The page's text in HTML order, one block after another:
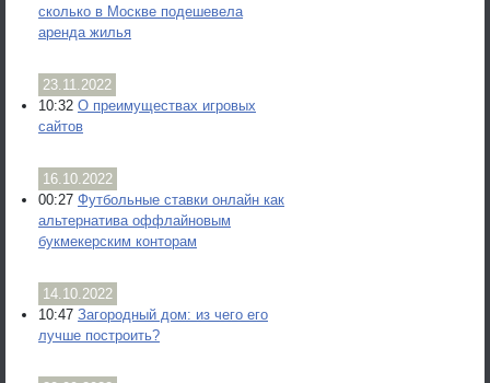
сколько в Москве подешевела
аренда жилья
23.11.2022
10:32 О преимуществах игровых
сайтов
16.10.2022
00:27 Футбольные ставки онлайн как
альтернатива оффлайновым
букмекерским конторам
14.10.2022
10:47 Загородный дом: из чего его
лучше построить?